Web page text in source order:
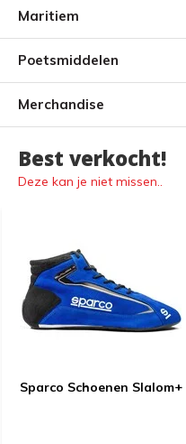
Maritiem
Poetsmiddelen
Merchandise
Best verkocht!
Deze kan je niet missen..
Sparco Schoenen Slalom+